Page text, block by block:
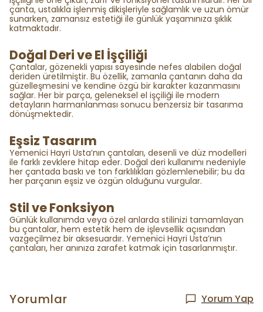
çanta, ustalıkla işlenmiş dikişleriyle sağlamlık ve uzun ömür
sunarken, zamansız estetiği ile günlük yaşamınıza şıklık
katmaktadır.
Doğal Deri ve El İşçiliği
Çantalar, gözenekli yapısı sayesinde nefes alabilen doğal
deriden üretilmiştir. Bu özellik, zamanla çantanın daha da
güzelleşmesini ve kendine özgü bir karakter kazanmasını
sağlar. Her bir parça, geleneksel el işçiliği ile modern
detayların harmanlanması sonucu benzersiz bir tasarıma
dönüşmektedir.
Eşsiz Tasarım
Yemenici Hayri Usta’nın çantaları, desenli ve düz modelleri
ile farklı zevklere hitap eder. Doğal deri kullanımı nedeniyle
her çantada baskı ve ton farklılıkları gözlemlenebilir; bu da
her parçanın eşsiz ve özgün olduğunu vurgular.
Stil ve Fonksiyon
Günlük kullanımda veya özel anlarda stilinizi tamamlayan
bu çantalar, hem estetik hem de işlevsellik açısından
vazgeçilmez bir aksesuardır. Yemenici Hayri Usta’nın
çantaları, her anınıza zarafet katmak için tasarlanmıştır.
Yorumlar Yorum Yap